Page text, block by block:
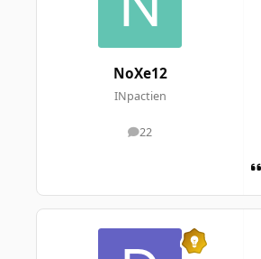
NoXe12
INpactien
22
messages